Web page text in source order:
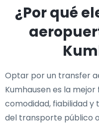
¿Por qué
Optar por un transfer
Kumhausen es la
comodidad, fiabilidad y
del transporte público